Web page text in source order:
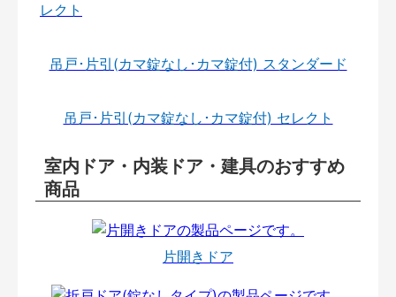
レクト
吊戸･片引(カマ錠なし･カマ錠付) スタンダード
吊戸･片引(カマ錠なし･カマ錠付) セレクト
室内ドア・内装ドア・建具のおすすめ
商品
片開きドア